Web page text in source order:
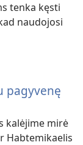
tenka kęsti
naudojosi
pagyvenę
kalėjime mirė
Habtemikaelis